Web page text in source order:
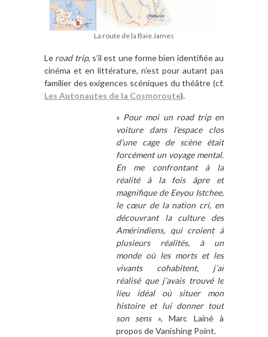
La route de la Baie James
Le road trip, s’il est une forme bien identifiée au
cinéma et en littérature, n’est pour autant pas
familier des exigences scéniques du théâtre (cf.
Les Autonautes de la Cosmoroute).
« Pour moi un road trip en
voiture dans l’espace clos
d’une cage de scène était
forcément un voyage mental.
En me confrontant à la
réalité à la fois âpre et
magnifique de Eeyou Istchee,
le cœur de la nation cri, en
découvrant la culture des
Amérindiens, qui croient à
plusieurs réalités, à un
monde où les morts et les
vivants cohabitent, j’ai
réalisé que j’avais trouvé le
lieu idéal où situer mon
histoire et lui donner tout
son sens», Marc Lainé à
propos de Vanishing Point.